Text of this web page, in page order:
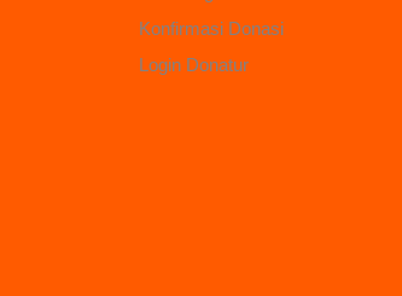
Konfirmasi Donasi
Login Donatur